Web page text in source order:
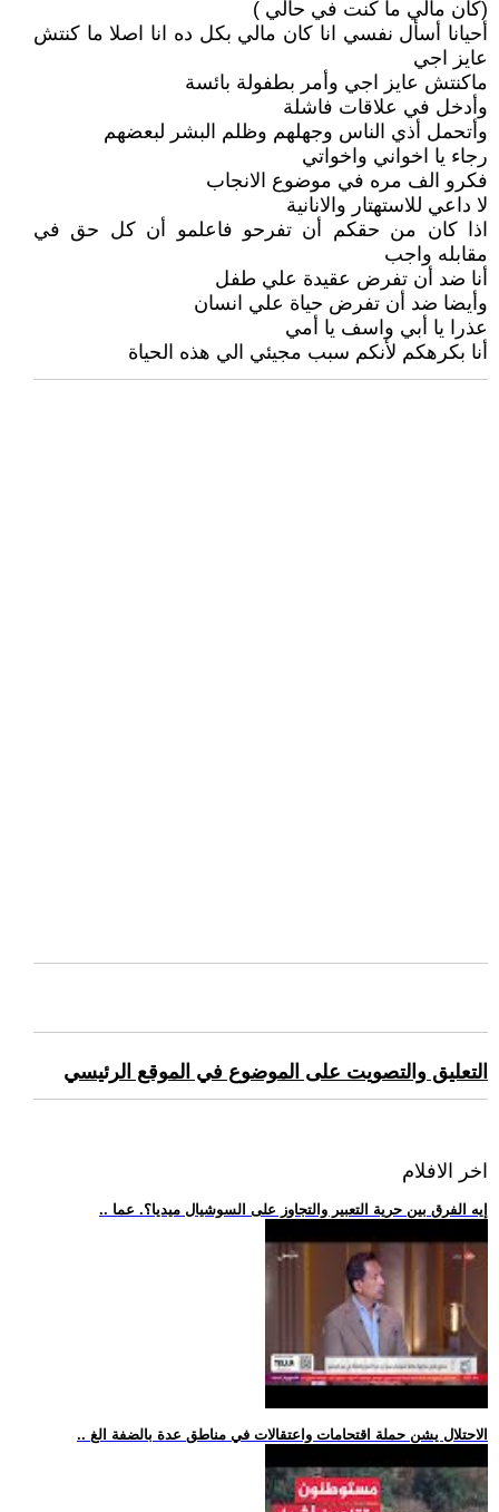
(كان مالي ما كنت في حالي )
أحيانا أسأل نفسي انا كان مالي بكل ده انا اصلا ما كنتش
عايز اجي
ماكنتش عايز اجي وأمر بطفولة بائسة
وأدخل في علاقات فاشلة
وأتحمل أذي الناس وجهلهم وظلم البشر لبعضهم
رجاء يا اخواني واخواتي
فكرو الف مره في موضوع الانجاب
لا داعي للاستهتار والانانية
اذا كان من حقكم أن تفرحو فاعلمو أن كل حق في
مقابله واجب
أنا ضد أن تفرض عقيدة علي طفل
وأيضا ضد أن تفرض حياة علي انسان
عذرا يا أبي واسف يا أمي
أنا بكرهكم لأنكم سبب مجيئي الي هذه الحياة
التعليق والتصويت على الموضوع في الموقع الرئيسي
اخر الافلام
.. إيه الفرق بين حرية التعبير والتجاوز على السوشيال ميديا؟. عما
.. الاحتلال يشن حملة اقتحامات واعتقالات في مناطق عدة بالضفة الغ